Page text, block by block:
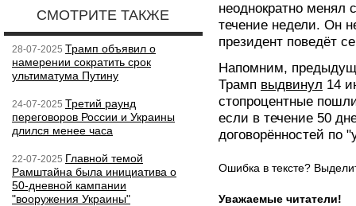
СМОТРИТЕ ТАКЖЕ
28-07-2025 Трамп объявил о
намерении сократить срок
ультиматума Путину
24-07-2025 Третий раунд
переговоров России и Украины
длился менее часа
22-07-2025 Главной темой
Рамштайна была инициатива о
50-дневной кампании
"вооружения Украины"
неоднократно
течение недели. Он
президент поведёт
Напомним,
Трамп выдвинул 14
стопроцентные
если в течение 50
договорённостей по
Ошибка в тексте?
Уважаемые читатели!